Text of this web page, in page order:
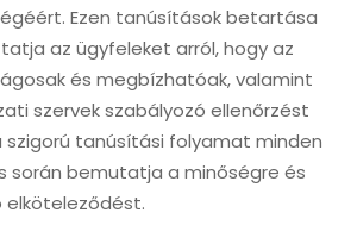
Ezen tanúsítások betartása
az ügyfeleket arról, hogy az
és megbízhatóak, valamint
szervek szabályozó ellenőrzést
szigorú tanúsítási folyamat minden
során bemutatja a minőségre és
elköteleződést.